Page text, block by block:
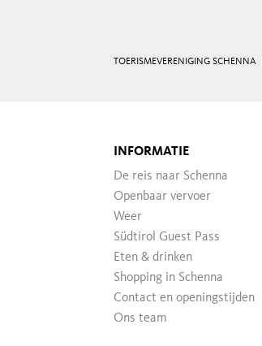
TOERISMEVERENIGING SCHENNA |
INFORMATIE
De reis naar Schenna
Openbaar vervoer
Weer
Südtirol Guest Pass
Eten & drinken
Shopping in Schenna
Contact en openingstijden
Ons team